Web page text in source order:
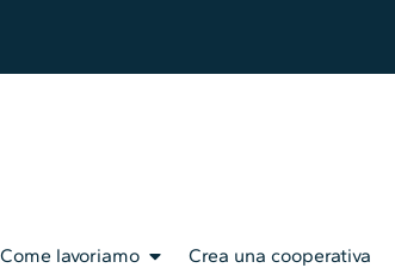
Come lavoriamo Crea una cooperativa